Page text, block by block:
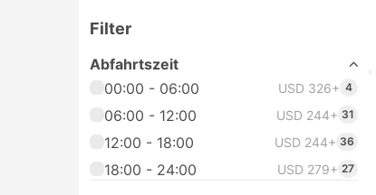
Filter
Abfahrtszeit
00:00 - 06:00
USD 326+ 4
06:00 - 12:00 USD 244+ 31
12:00 - 18:00 USD 244+ 36
18:00 - 24:00 USD 279+ 27